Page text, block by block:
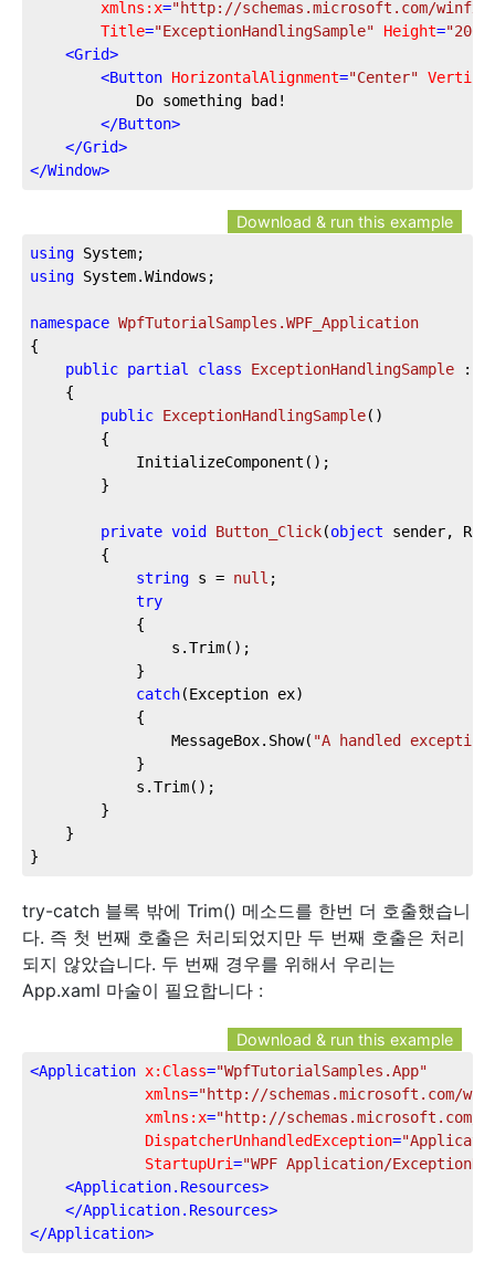
xmlns:x="http://schemas.microsoft.com/winfx/
Title="ExceptionHandlingSample" Height="200"
<Grid>
<Button HorizontalAlignment="Center"
            Do something bad!
</Button>
</Grid>
</Window>
Download & run this example
using
using System.Windows;
namespace WpfTutorialSamples.WPF_Application
{
public partial class ExceptionHandlingSample :
public ExceptionHandlingSample( )
private void Button_Click(object sender,
string s = null ;
try
catch(Exception ex)
				MessageBox.Show(
"A handled
}
try-catch 블록 밖에 Trim() 메소드를 한번 더 호출했습니
다. 즉 첫 번째 호출은 처리되었지만 두 번째 호출은 처리
되지 않았습니다. 두 번째 경우를 위해서 우리는
App.xaml 마술이 필요합니다 :
Download & run this example
<Application x:Class="WpfTutorialSamples.App"
xmlns="http://schemas.microsoft.com/
xmlns:x="http://schemas.microsoft.com/
DispatcherUnhandledException=
StartupUri="WPF Application/
<Application.Resources>
</Application.Resources>
</Application>